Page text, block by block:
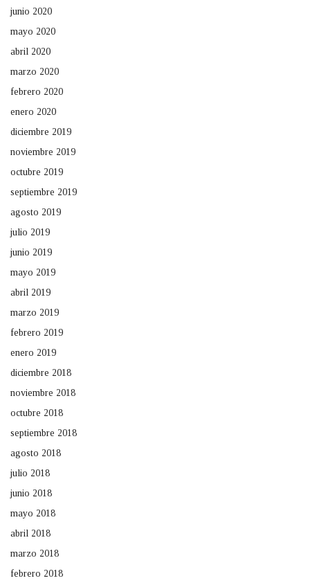
junio 2020
mayo 2020
abril 2020
marzo 2020
febrero 2020
enero 2020
diciembre 2019
noviembre 2019
octubre 2019
septiembre 2019
agosto 2019
julio 2019
junio 2019
mayo 2019
abril 2019
marzo 2019
febrero 2019
enero 2019
diciembre 2018
noviembre 2018
octubre 2018
septiembre 2018
agosto 2018
julio 2018
junio 2018
mayo 2018
abril 2018
marzo 2018
febrero 2018